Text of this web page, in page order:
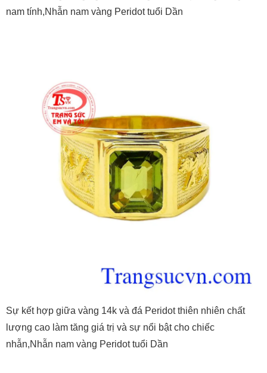
nam tính,Nhẫn nam vàng Peridot tuổi Dần
Sự kết hợp giữa vàng 14k và đá Peridot thiên nhiên chất
lượng cao làm tăng giá trị và sự nổi bật cho chiếc
nhẫn,Nhẫn nam vàng Peridot tuổi Dần